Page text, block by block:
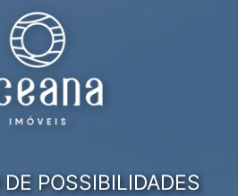
POSSIBILIDADES